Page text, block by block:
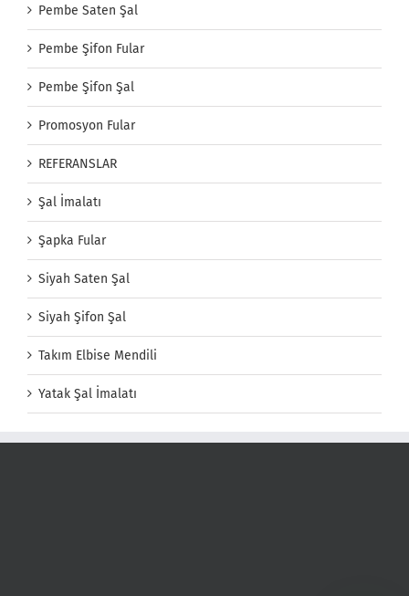
Pembe Saten Şal
Pembe Şifon Fular
Pembe Şifon Şal
Promosyon Fular
REFERANSLAR
Şal İmalatı
Şapka Fular
Siyah Saten Şal
Siyah Şifon Şal
Takım Elbise Mendili
Yatak Şal İmalatı